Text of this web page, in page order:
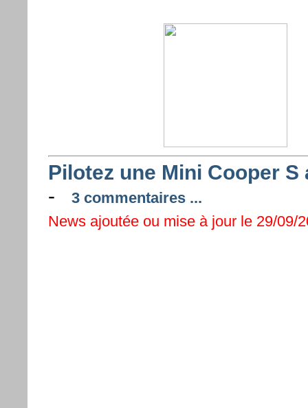
Pilotez une Mini Cooper
-
3 commentaires ...
News ajoutée ou mise à jour le 29/09/